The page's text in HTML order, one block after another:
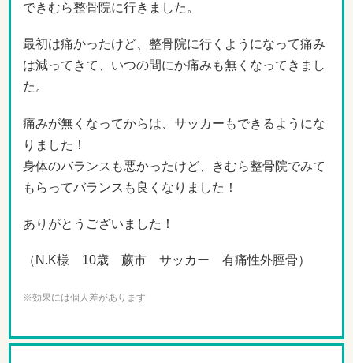
できむら整骨院に行きました。
最初は痛かったけど、整骨院に行くようになって痛み
は減ってきて、いつの間にか痛みも無くなってきまし
た。
痛みが無くなってからは、サッカーもできるようにな
りました！
身体のバランスも悪かったけど、きむら整骨院でみて
もらってバランスも良くなりました！
ありがとうございました！
（N.K様 10歳 蕨市 サッカー 有痛性外脛骨）
※効果には個人差があります